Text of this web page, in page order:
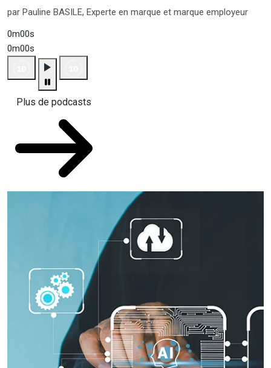
par Pauline BASILE, Experte en marque et marque employeur
0m00s
0m00s
Plus de podcasts